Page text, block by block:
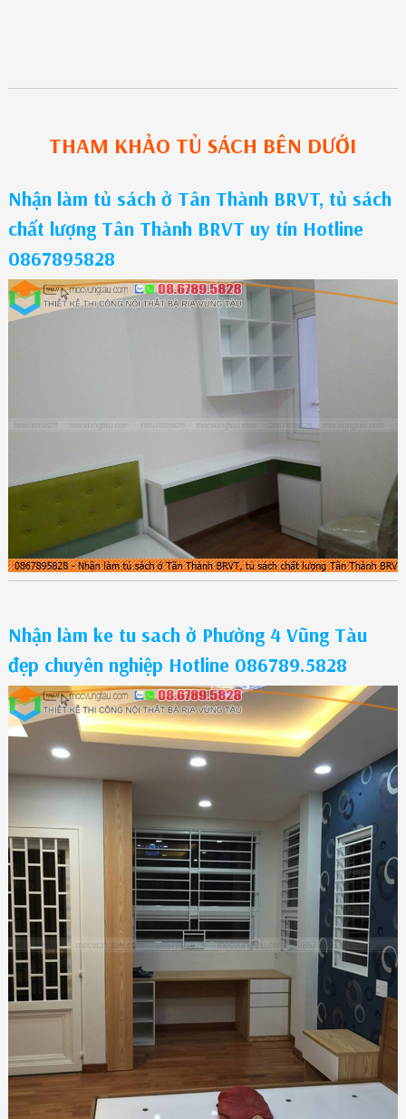
THAM KHẢO TỦ SÁCH BÊN DƯỚI
Nhận làm tủ sách ở Tân Thành BRVT, tủ sách
chất lượng Tân Thành BRVT uy tín Hotline
0867895828
Nhận làm ke tu sach ở Phường 4 Vũng Tàu
đẹp chuyên nghiệp Hotline 086789.5828